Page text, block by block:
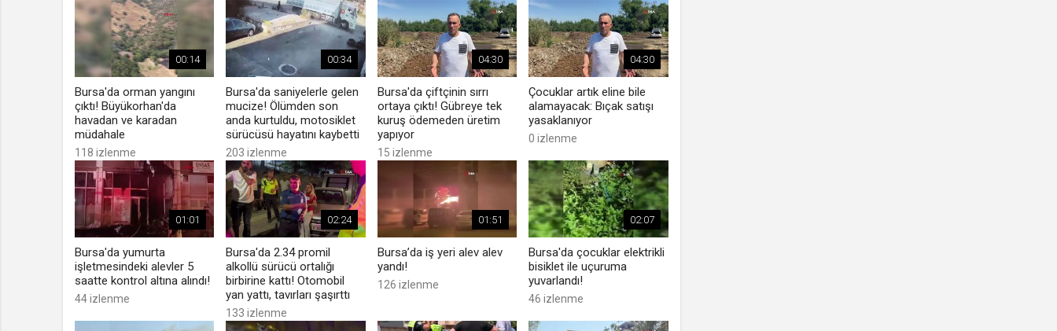
00:14
Bursa'da orman yangını
çıktı! Büyükorhan'da
havadan ve karadan
müdahale
118 izlenme
00:34
Bursa'da saniyelerle gelen
mucize! Ölümden son
anda kurtuldu, motosiklet
sürücüsü hayatını kaybetti
203 izlenme
04:30
Bursa'da çiftçinin sırrı
ortaya çıktı! Gübreye tek
kuruş ödemeden üretim
yapıyor
15 izlenme
04:30
Çocuklar artık eline bile
alamayacak: Bıçak satışı
yasaklanıyor
0 izlenme
01:01
Bursa'da yumurta
işletmesindeki alevler 5
saatte kontrol altına alındı!
44 izlenme
02:24
Bursa'da 2.34 promil
alkollü sürücü ortalığı
birbirine kattı! Otomobil
yan yattı, tavırları şaşırttı
133 izlenme
01:51
Bursa’da iş yeri alev alev
yandı!
126 izlenme
02:07
Bursa'da çocuklar elektrikli
bisiklet ile uçuruma
yuvarlandı!
46 izlenme